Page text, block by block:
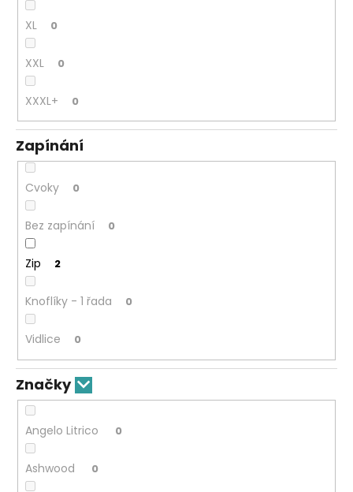
XL 0
XXL 0
XXXL+ 0
Zapínání
Cvoky 0
Bez zapínání 0
Zip 2
Knoflíky - 1 řada 0
Vidlice 0
Značky
Angelo Litrico 0
Ashwood 0